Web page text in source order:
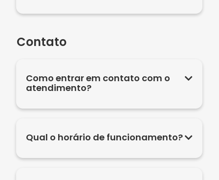
Contato
Como entrar em contato com o
atendimento?
Qual o horário de funcionamento?